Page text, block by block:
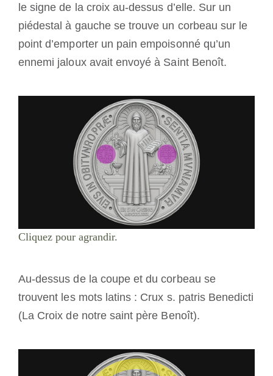
le signe de la croix au-dessus d’elle. Sur un
piédestal à gauche se trouve un corbeau sur le
point d’emporter un pain empoisonné qu’un
ennemi jaloux avait envoyé à Saint Benoît.
Cliquez pour agrandir.
Au-dessus de la coupe et du corbeau se
trouvent les mots latins : Crux s. patris Benedicti
(La Croix de notre saint père Benoît).